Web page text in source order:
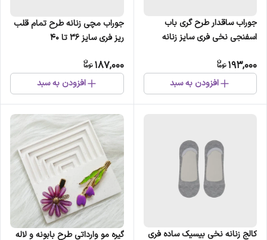
جوراب ساقدار طرح گری باب
اسفنجی نخی فری سایز زنانه
193,000
افزودن به سبد
جوراب مچی زنانه طرح تمام قلب
ریز فری سایز 36 تا 40
187,000
افزودن به سبد
کالج زنانه نخی بیسیک ساده فری گیره مو وارداتی طرح بابونه و لاله